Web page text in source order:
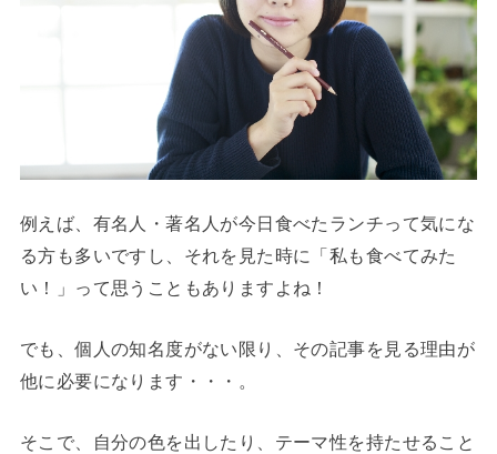
例えば、有名人・著名人が今日食べたランチって気にな
る方も多いですし、それを見た時に「私も食べてみた
い！」って思うこともありますよね！
でも、個人の知名度がない限り、その記事を見る理由が
他に必要になります・・・。
そこで、自分の色を出したり、テーマ性を持たせること